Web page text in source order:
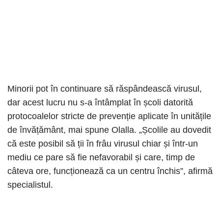
Minorii pot în continuare să răspândească virusul,
dar acest lucru nu s-a întâmplat în școli datorită
protocoalelor stricte de prevenție aplicate în unitățile
de învățământ, mai spune Olalla. „Școlile au dovedit
că este posibil să ții în frâu virusul chiar și într-un
mediu ce pare să fie nefavorabil și care, timp de
câteva ore, funcționează ca un centru închis”, afirmă
specialistul.